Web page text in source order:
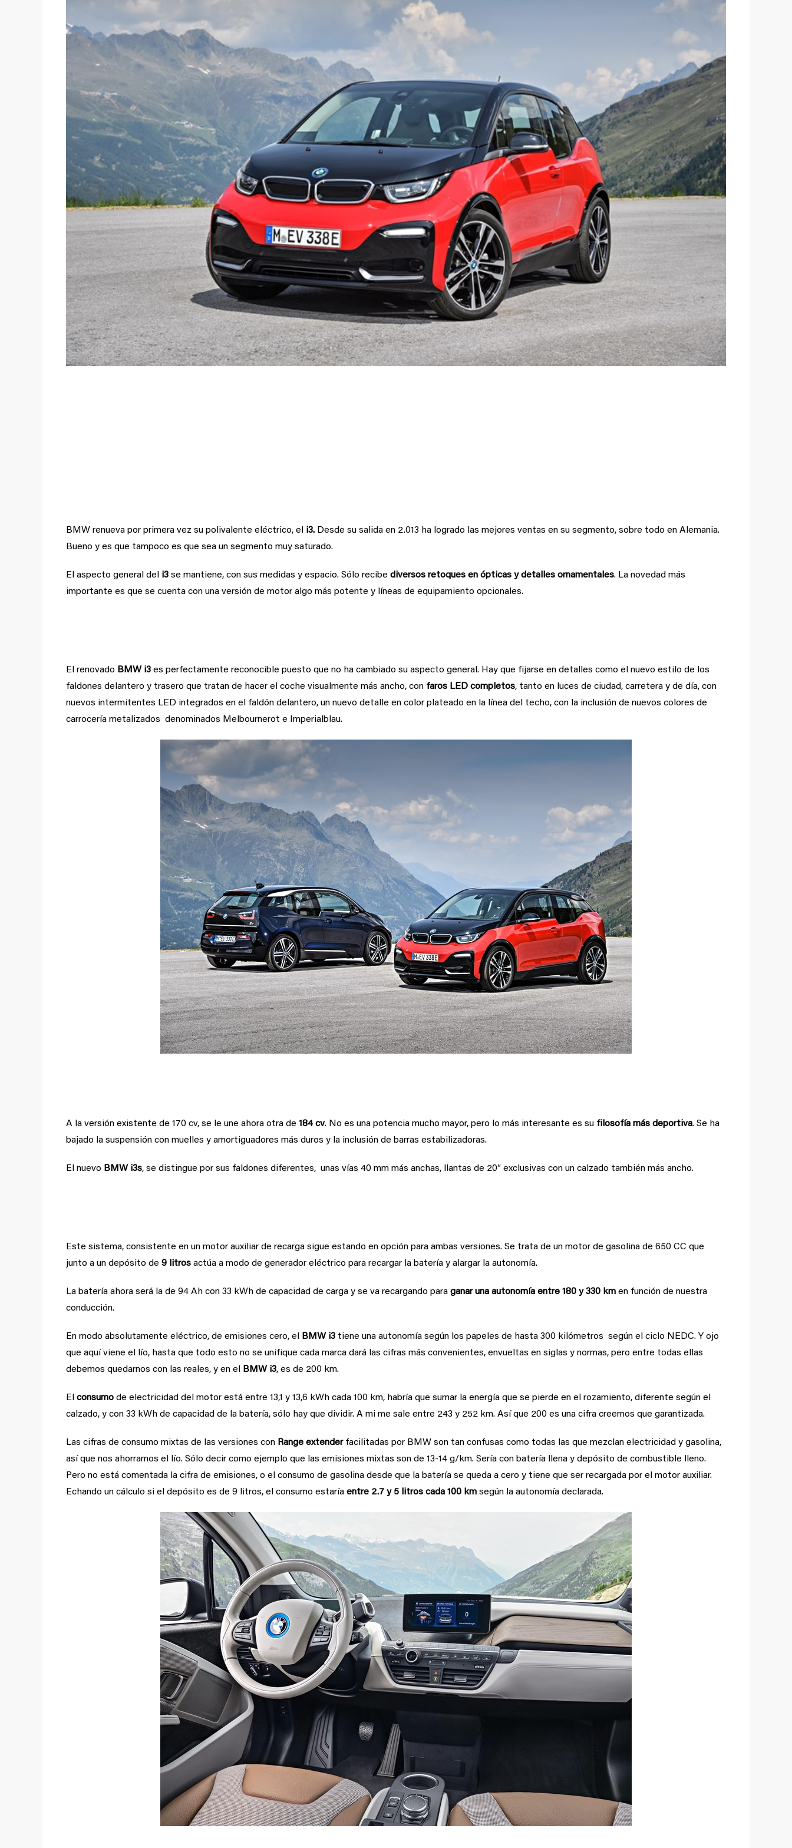
BMW renueva por primera vez su polivalente eléctrico, el i3. Desde su salida en 2.013 ha logrado las mejores ventas en su segmento, sobre todo en Alemania.
Bueno y es que tampoco es que sea un segmento muy saturado.
El aspecto general del i3 se mantiene, con sus medidas y espacio. Sólo recibe diversos retoques en ópticas y detalles ornamentales. La novedad más
importante es que se cuenta con una versión de motor algo más potente y líneas de equipamiento opcionales.
El renovado BMW i3 es perfectamente reconocible puesto que no ha cambiado su aspecto general. Hay que fijarse en detalles como el nuevo estilo de los
faldones delantero y trasero que tratan de hacer el coche visualmente más ancho, con faros LED completos, tanto en luces de ciudad, carretera y de día, con
nuevos intermitentes LED integrados en el faldón delantero, un nuevo detalle en color plateado en la línea del techo, con la inclusión de nuevos colores de
carrocería metalizados denominados Melbournerot e Imperialblau.
A la versión existente de 170 cv, se le une ahora otra de 184 cv. No es una potencia mucho mayor, pero lo más interesante es su filosofía más deportiva. Se ha
bajado la suspensión con muelles y amortiguadores más duros y la inclusión de barras estabilizadoras.
El nuevo BMW i3s, se distingue por sus faldones diferentes, unas vías 40 mm más anchas, llantas de 20″ exclusivas con un calzado también más ancho.
Este sistema, consistente en un motor auxiliar de recarga sigue estando en opción para ambas versiones. Se trata de un motor de gasolina de 650 CC que
junto a un depósito de 9 litros actúa a modo de generador eléctrico para recargar la batería y alargar la autonomía.
La batería ahora será la de 94 Ah con 33 kWh de capacidad de carga y se va recargando para ganar una autonomía entre 180 y 330 km en función de nuestra
conducción.
En modo absolutamente eléctrico, de emisiones cero, el BMW i3 tiene una autonomía según los papeles de hasta 300 kilómetros según el ciclo NEDC. Y ojo
que aquí viene el lío, hasta que todo esto no se unifique cada marca dará las cifras más convenientes, envueltas en siglas y normas, pero entre todas ellas
debemos quedarnos con las reales, y en el
BMW i3, es de 200 km.
El consumo de electricidad del motor está entre 13,1 y 13,6 kWh cada 100 km, habría que sumar la energía que se pierde en el rozamiento, diferente según el
calzado, y con 33 kWh de capacidad de la batería, sólo hay que dividir. A mi me sale entre 243 y 252 km. Así que 200 es una cifra creemos que garantizada.
Las cifras de consumo mixtas de las versiones con Range extenderfacilitadas por BMW son tan confusas como todas las que mezclan electricidad y gasolina,
así que nos ahorramos el lío. Sólo decir como ejemplo que las emisiones mixtas son de 13-14 g/km. Sería con batería llena y depósito de combustible lleno.
Pero no está comentada la cifra de emisiones, o el consumo de gasolina desde que la batería se queda a cero y tiene que ser recargada por el motor auxiliar.
Echando un cálculo si el depósito es de 9 litros, el consumo estaría entre 2.7 y 5 litros cada 100 km según la autonomía declarada.